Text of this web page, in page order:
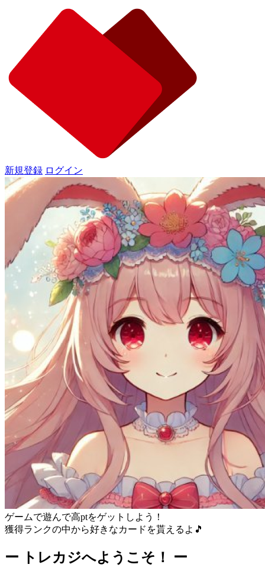
新規登録 ログイン
ゲームで遊んで高ptをゲットしよう！
獲得ランクの中から好きなカードを貰えるよ🎵
ー トレカジへようこそ！ ー